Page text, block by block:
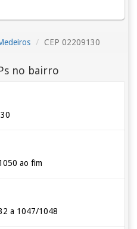
CEP 02209130
no bairro
ao fim
a 1047/1048